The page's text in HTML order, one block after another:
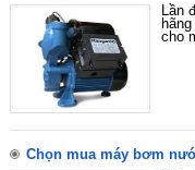
Lần
cho
Chọn mua máy bơm